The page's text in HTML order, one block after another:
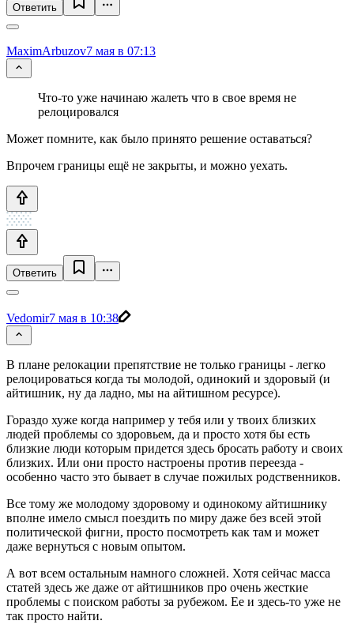
Ответить
MaximArbuzov7 мая в 07:13
Что-то уже начинаю жалеть что в свое время не
релоцировался
Может помните, как было принято решение оставаться?
Впрочем границы ещё не закрыты, и можно уехать.
Ответить
Vedomir7 мая в 10:38
В плане релокации препятствие не только границы - легко
релоцироваться когда ты молодой, одинокий и здоровый (и
айтишник, ну да ладно, мы на айтишном ресурсе).
Гораздо хуже когда например у тебя или у твоих близких
людей проблемы со здоровьем, да и просто хотя бы есть
близкие люди которым придется здесь бросать работу и своих
близких. Или они просто настроены против переезда -
особенно часто это бывает в случае пожилых родственников.
Все тому же молодому здоровому и одинокому айтишнику
вполне имело смысл поездить по миру даже без всей этой
политической фигни, просто посмотреть как там и может
даже вернуться с новым опытом.
А вот всем остальным намного сложней. Хотя сейчас масса
статей здесь же даже от айтишников про очень жесткие
проблемы с поиском работы за рубежом. Ее и здесь-то уже не
так просто найти.